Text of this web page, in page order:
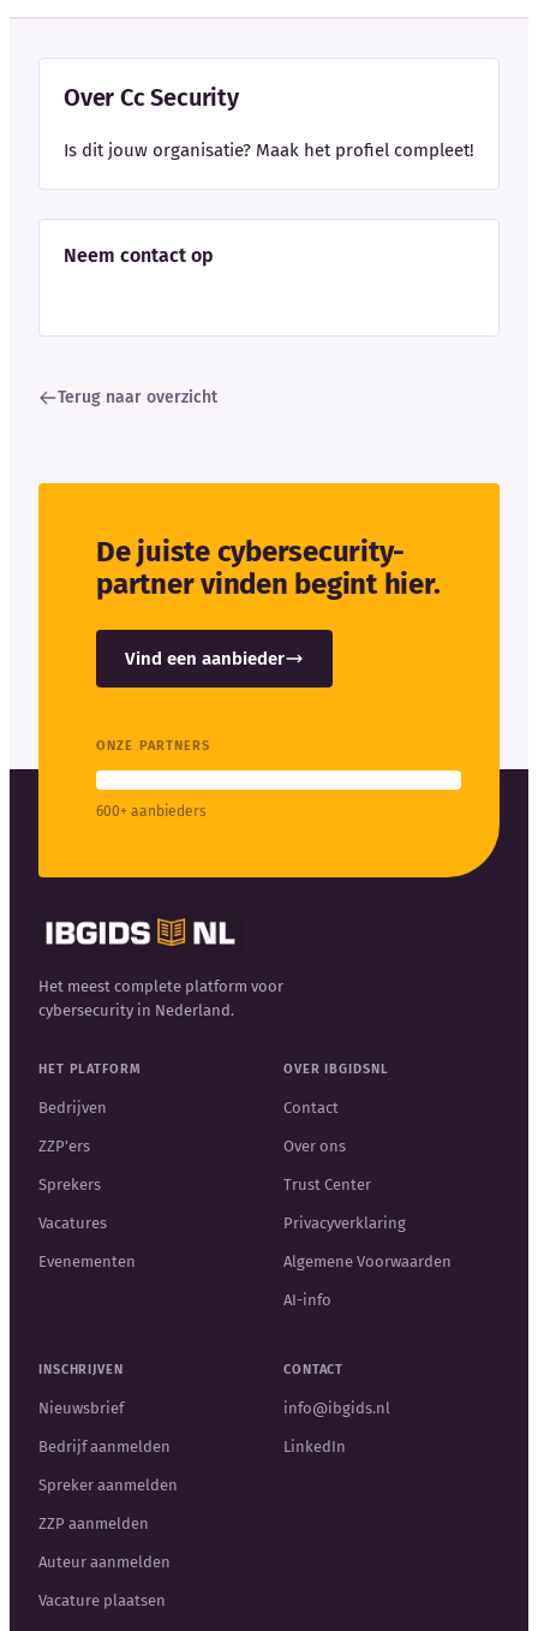
Over Cc Security
Is dit jouw organisatie? Maak het profiel compleet!
Neem contact op
Terug naar overzicht
De juiste cybersecurity-
partner vinden begint hier.
Vind een aanbieder
ONZE PARTNERS
600+ aanbieders
Het meest complete platform voor
cybersecurity in Nederland.
HET PLATFORM
Bedrijven
ZZP'ers
Sprekers
Vacatures
Evenementen
OVER IBGIDSNL
Contact
Over ons
Trust Center
Privacyverklaring
Algemene Voorwaarden
AI-info
INSCHRIJVEN
Nieuwsbrief
Bedrijf aanmelden
Spreker aanmelden
ZZP aanmelden
Auteur aanmelden
Vacature plaatsen
CONTACT
info@ibgids.nl
LinkedIn